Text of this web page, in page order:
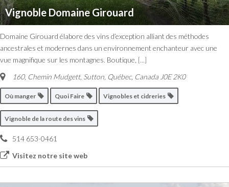
Vignoble Domaine Girouard
Domaine Girouard élabore des vins d’exception alliant des méthodes
ancestrales et modernes dans un environnement enchanteur avec une
vue magnifique sur les montagnes. Boutique, [...]
160, Chemin Mudgett, Sutton Québec, Canada J0E 2K0
Où manger Quoi Faire Vignobles et cidreries
Vignoble de la route des vins
514 653-0461
Visitez notre site web